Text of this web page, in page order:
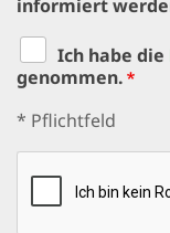
informiert
Ich habe die
genommen.
Pflichtfeld
* Pflichtfeld